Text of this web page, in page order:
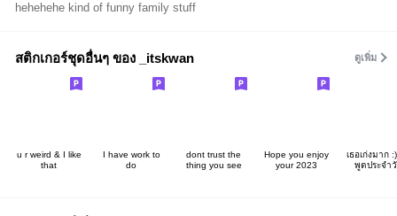
hehehehe kind of funny family stuff
สติกเกอร์ชุดอื่นๆ ของ _itskwan ดูเพิ่ม
u r weird & I like
that
I have work to
do
dont trust the
thing you see
Hope you enjoy
your 2023
เธอเก่งมาก
พูดประจำ